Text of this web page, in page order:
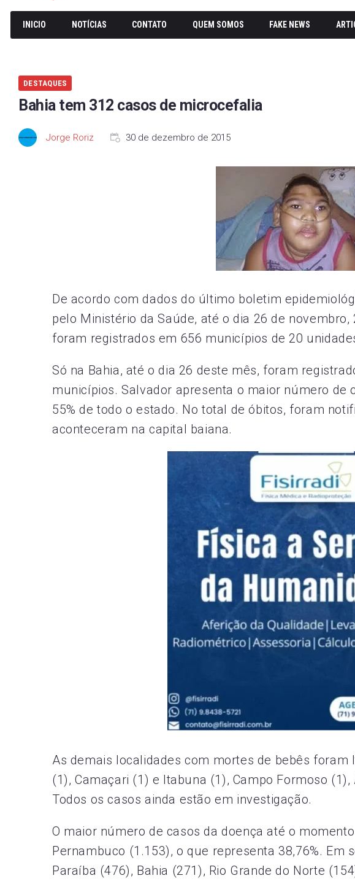
INICIO NOTÍCIAS CONTATO QUEM SOMOS FAKE NEWS
DESTAQUES
Bahia tem 312 casos de microcefalia
Jorge Roriz 30 de dezembro de 2015
De acordo com dados do último boletim
pelo Ministério da Saúde, até o dia 26 de
foram registrados em 656 municípios de 20
Só na Bahia, até o dia 26 deste mês, foram
municípios. Salvador apresenta o maior número de
55% de todo o estado. No total de óbitos, foram
aconteceram na capital baiana.
As demais localidades com mortes de bebês foram
(1), Camaçari (1) e Itabuna (1), Campo Formoso
Todos os casos ainda estão em investigação.
O maior número de casos da doença até o
Pernambuco (1.153), o que representa 38,76%. Em
Paraíba (476), Bahia (271), Rio Grande do Norte